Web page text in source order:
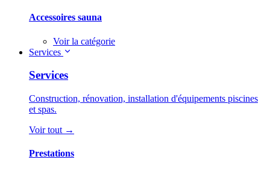
Accessoires sauna
Voir la catégorie
Services
Services
Construction, rénovation, installation d'équipements piscines
et spas.
Voir tout →
Prestations